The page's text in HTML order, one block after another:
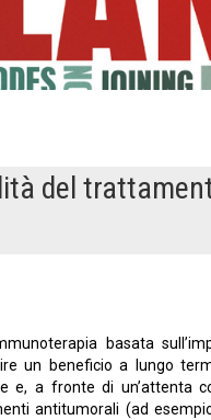
del
basata
un beneficio a lungo
e, a fronte di un’attenta
antitumorali (ad